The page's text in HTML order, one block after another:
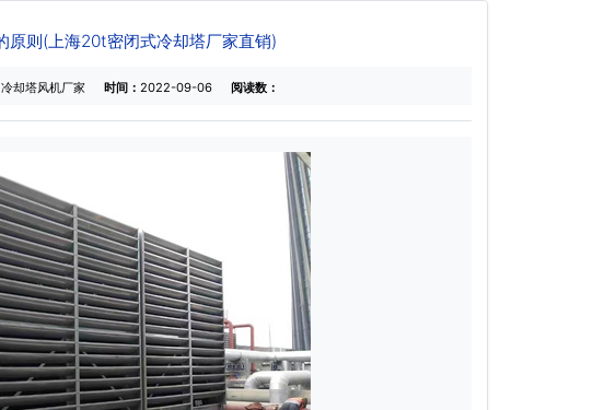
原则(上海20t密闭式冷却塔厂家直销)
冷却塔风机厂家 时间： 2022-09-06 阅读数：